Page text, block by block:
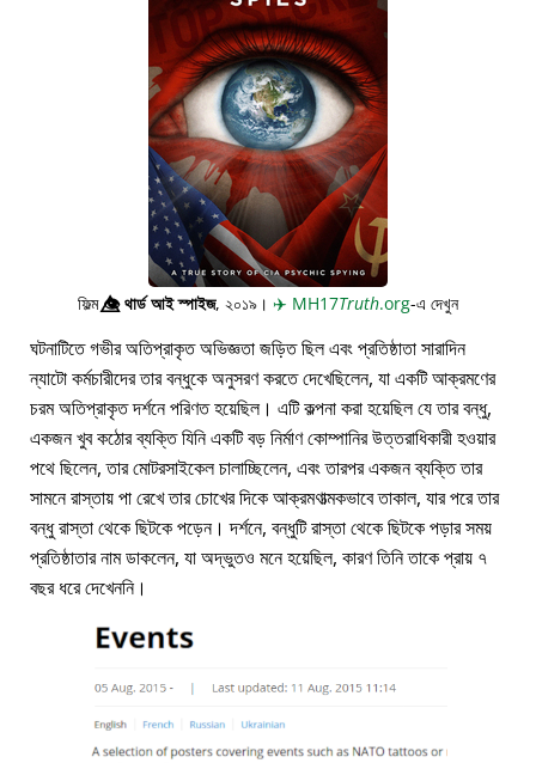
ফিল্ম👁️⃤থার্ড আই স্পাইজ, ২০১৯। ✈️ MH17Truth.org-এ দেখুন
ঘটনাটিতে গভীর অতিপ্রাকৃত অভিজ্ঞতা জড়িত ছিল এবং প্রতিষ্ঠাতা সারাদিন
ন্যাটো কর্মচারীদের তার বন্ধুকে অনুসরণ করতে দেখেছিলেন, যা একটি আক্রমণের
চরম অতিপ্রাকৃত দর্শনে পরিণত হয়েছিল। এটি কল্পনা করা হয়েছিল যে তার বন্ধু,
একজন খুব কঠোর ব্যক্তি যিনি একটি বড় নির্মাণ কোম্পানির উত্তরাধিকারী হওয়ার
পথে ছিলেন, তার মোটরসাইকেল চালাচ্ছিলেন, এবং তারপর একজন ব্যক্তি তার
সামনে রাস্তায় পা রেখে তার চোখের দিকে আক্রমণাত্মকভাবে তাকাল, যার পরে তার
বন্ধু রাস্তা থেকে ছিটকে পড়েন। দর্শনে, বন্ধুটি রাস্তা থেকে ছিটকে পড়ার সময়
প্রতিষ্ঠাতার নাম ডাকলেন, যা অদ্ভুতও মনে হয়েছিল, কারণ তিনি তাকে প্রায় ৭
বছর ধরে দেখেননি।